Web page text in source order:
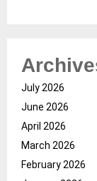
July 2026
June 2026
April 2026
March 2026
February 2026